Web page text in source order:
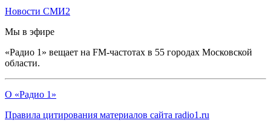
Новости СМИ2
Мы в эфире
«Радио 1» вещает на FM-частотах в 55 городах Московской
области.
О «Радио 1»
Правила цитирования материалов сайта radio1.ru